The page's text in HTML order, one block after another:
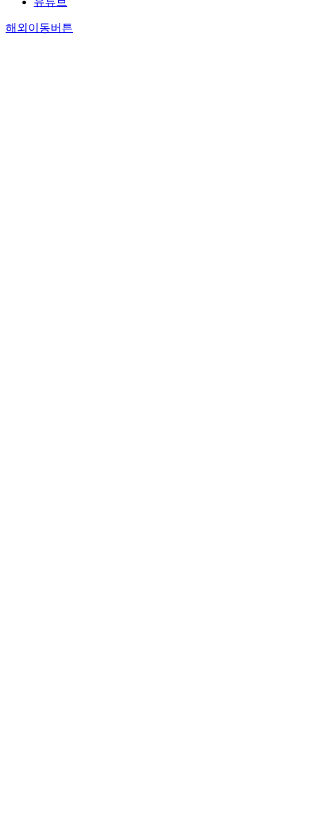
해외이동버튼